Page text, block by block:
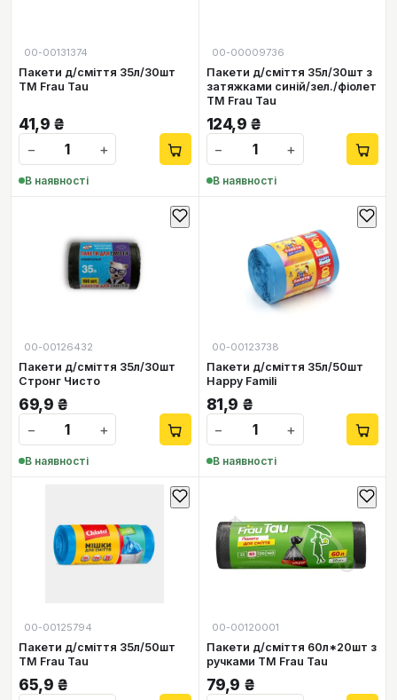
00-00131374
Пакети д/сміття 35л/30шт
TM Frau Tau
41,9 ₴
−
+
В наявності
00-00009736
Пакети д/сміття 35л/30шт з
затяжками синій/зел./фіолет
TM Frau Tau
124,9 ₴
−
+
В наявності
00-00126432
Пакети д/сміття 35л/30шт
Стронг Чисто
69,9 ₴
−
+
В наявності
00-00123738
Пакети д/сміття 35л/50шт
Happy Famili
81,9 ₴
−
+
В наявності
00-00125794
Пакети д/сміття 35л/50шт
TM Frau Tau
65,9 ₴
00-00120001
Пакети д/сміття 60л*20шт з
ручками TM Frau Tau
79,9 ₴